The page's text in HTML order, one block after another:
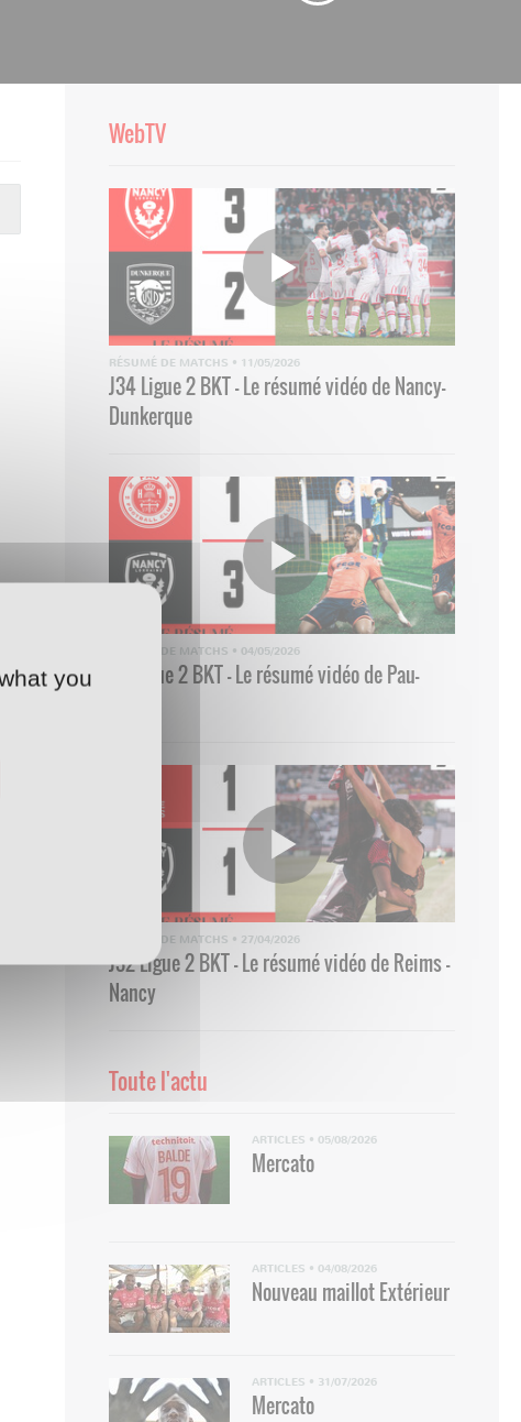
WebTV
RÉSUMÉ DE MATCHS • 11/05/2026
J34 Ligue 2 BKT - Le résumé vidéo de Nancy-
Dunkerque
RÉSUMÉ DE MATCHS • 04/05/2026
33 Ligue 2 BKT - Le résumé vidéo de Pau-
RÉSUMÉ DE MATCHS • 27/04/2026
J32 Ligue 2 BKT - Le résumé vidéo de Reims -
Nancy
Toute l'actu
ARTICLES • 05/08/2026
Mercato
ARTICLES • 04/08/2026
Nouveau maillot Extérieur
ARTICLES • 31/07/2026
Mercato
you